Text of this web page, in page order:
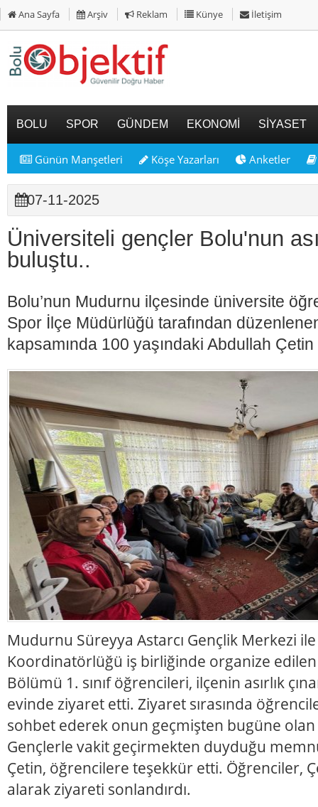
Ana Sayfa Arşiv Reklam Künye İletişim
BOLU SPOR GÜNDEM EKONOMİ SİYASET
Günün Manşetleri Köşe Yazarları Anketler
07-11-2025
Üniversiteli gençler Bolu'nun
buluştu..
Bolu’nun Mudurnu ilçesinde üniversite
Spor İlçe Müdürlüğü tarafından
kapsamında 100 yaşındaki Abdullah
Mudurnu Süreyya Astarcı Gençlik Merkezi
Koordinatörlüğü iş birliğinde organize edilen
Bölümü 1. sınıf öğrencileri, ilçenin asırlık
evinde ziyaret etti. Ziyaret sırasında
sohbet ederek onun geçmişten bugüne olan
Gençlerle vakit geçirmekten duyduğu
Çetin, öğrencilere teşekkür etti. Öğrenciler,
alarak ziyareti sonlandırdı.